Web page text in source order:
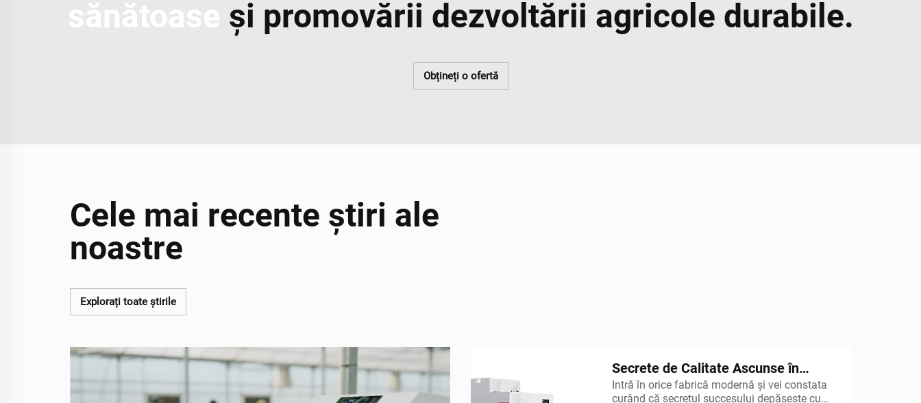
și promovării dezvoltării agricole durabile.
Obțineți o ofertă
Cele mai recente știri ale
noastre
Explorați toate știrile
Secrete de Calitate Ascunse în
Atelier: Se Păstrează Produsele
Intră în orice fabrică modernă și vei constata
curând că secretul succesului depășește cu